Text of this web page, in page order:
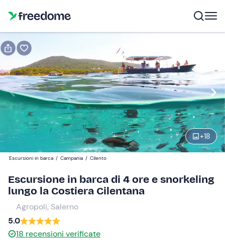
+18
Navigate
forward
interact
with
the
and
select
date.
Press
the
Modifica
14:30 Modifica
40 €
1
Bambini
25 €
0
Escursioni in barca / Campania / Cilento
Escursione in barca di 4 ore e snorkeling
lungo la Costiera Cilentana
Agropoli, Salerno
5.0
18 recensioni verificate